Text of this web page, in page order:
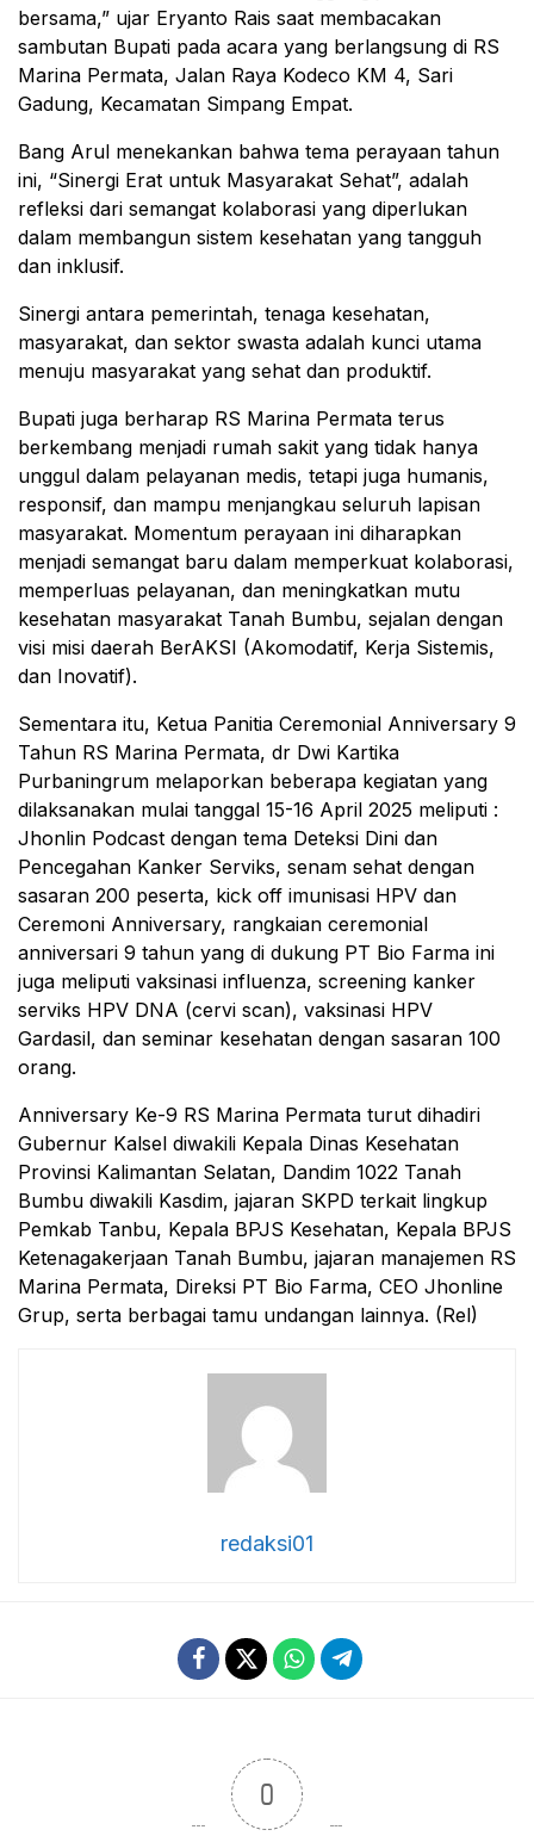
bersama,” ujar Eryanto Rais saat membacakan
sambutan Bupati pada acara yang berlangsung di RS
Marina Permata, Jalan Raya Kodeco KM 4, Sari
Gadung, Kecamatan Simpang Empat.
Bang Arul menekankan bahwa tema perayaan tahun
ini, “Sinergi Erat untuk Masyarakat Sehat”, adalah
refleksi dari semangat kolaborasi yang diperlukan
dalam membangun sistem kesehatan yang tangguh
dan inklusif.
Sinergi antara pemerintah, tenaga kesehatan,
masyarakat, dan sektor swasta adalah kunci utama
menuju masyarakat yang sehat dan produktif.
Bupati juga berharap RS Marina Permata terus
berkembang menjadi rumah sakit yang tidak hanya
unggul dalam pelayanan medis, tetapi juga humanis,
responsif, dan mampu menjangkau seluruh lapisan
masyarakat. Momentum perayaan ini diharapkan
menjadi semangat baru dalam memperkuat kolaborasi,
memperluas pelayanan, dan meningkatkan mutu
kesehatan masyarakat Tanah Bumbu, sejalan dengan
visi misi daerah BerAKSI (Akomodatif, Kerja Sistemis,
dan Inovatif).
Sementara itu, Ketua Panitia Ceremonial Anniversary 9
Tahun RS Marina Permata, dr Dwi Kartika
Purbaningrum melaporkan beberapa kegiatan yang
dilaksanakan mulai tanggal 15-16 April 2025 meliputi :
Jhonlin Podcast dengan tema Deteksi Dini dan
Pencegahan Kanker Serviks, senam sehat dengan
sasaran 200 peserta, kick off imunisasi HPV dan
Ceremoni Anniversary, rangkaian ceremonial
anniversari 9 tahun yang di dukung PT Bio Farma ini
juga meliputi vaksinasi influenza, screening kanker
serviks HPV DNA (cervi scan), vaksinasi HPV
Gardasil, dan seminar kesehatan dengan sasaran 100
orang.
Anniversary Ke-9 RS Marina Permata turut dihadiri
Gubernur Kalsel diwakili Kepala Dinas Kesehatan
Provinsi Kalimantan Selatan, Dandim 1022 Tanah
Bumbu diwakili Kasdim, jajaran SKPD terkait lingkup
Pemkab Tanbu, Kepala BPJS Kesehatan, Kepala BPJS
Ketenagakerjaan Tanah Bumbu, jajaran manajemen RS
Marina Permata, Direksi PT Bio Farma, CEO Jhonline
Grup, serta berbagai tamu undangan lainnya. (Rel)
redaksi01
0